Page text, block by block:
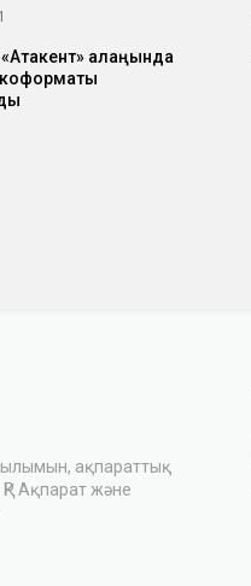
алаңында
ақпараттық
ҚР Ақпарат және